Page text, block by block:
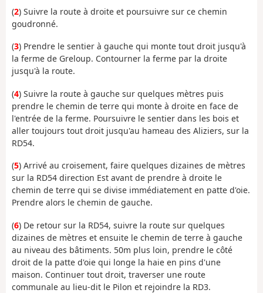
(2) Suivre la route à droite et poursuivre sur ce chemin
goudronné.
(3) Prendre le sentier à gauche qui monte tout droit jusqu'à
la ferme de Greloup. Contourner la ferme par la droite
jusqu'à la route.
(4) Suivre la route à gauche sur quelques mètres puis
prendre le chemin de terre qui monte à droite en face de
l'entrée de la ferme. Poursuivre le sentier dans les bois et
aller toujours tout droit jusqu'au hameau des Aliziers, sur la
RD54.
(5) Arrivé au croisement, faire quelques dizaines de mètres
sur la RD54 direction Est avant de prendre à droite le
chemin de terre qui se divise immédiatement en patte d'oie.
Prendre alors le chemin de gauche.
(6) De retour sur la RD54, suivre la route sur quelques
dizaines de mètres et ensuite le chemin de terre à gauche
au niveau des bâtiments. 50m plus loin, prendre le côté
droit de la patte d'oie qui longe la haie en pins d'une
maison. Continuer tout droit, traverser une route
communale au lieu-dit le Pilon et rejoindre la RD3.